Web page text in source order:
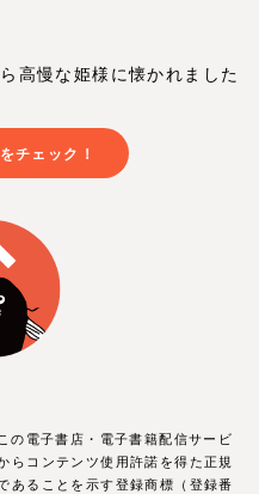
高慢な姫様に懐かれました
チェック！
の電子書店・電子書籍配信サービ
らコンテンツ使用許諾を得た正規
あることを示す登録商標（登録番